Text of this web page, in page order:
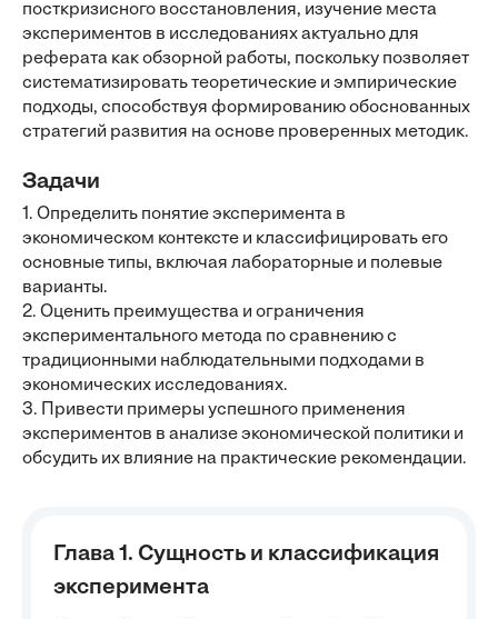
посткризисного восстановления, изучение места
экспериментов в исследованиях актуально для
реферата как обзорной работы, поскольку позволяет
систематизировать теоретические и эмпирические
подходы, способствуя формированию обоснованных
стратегий развития на основе проверенных методик.
Задачи
1. Определить понятие эксперимента в
экономическом контексте и классифицировать его
основные типы, включая лабораторные и полевые
варианты.
2. Оценить преимущества и ограничения
экспериментального метода по сравнению с
традиционными наблюдательными подходами в
экономических исследованиях.
3. Привести примеры успешного применения
экспериментов в анализе экономической политики и
обсудить их влияние на практические рекомендации.
Глава 1. Сущность и классификация
эксперимента